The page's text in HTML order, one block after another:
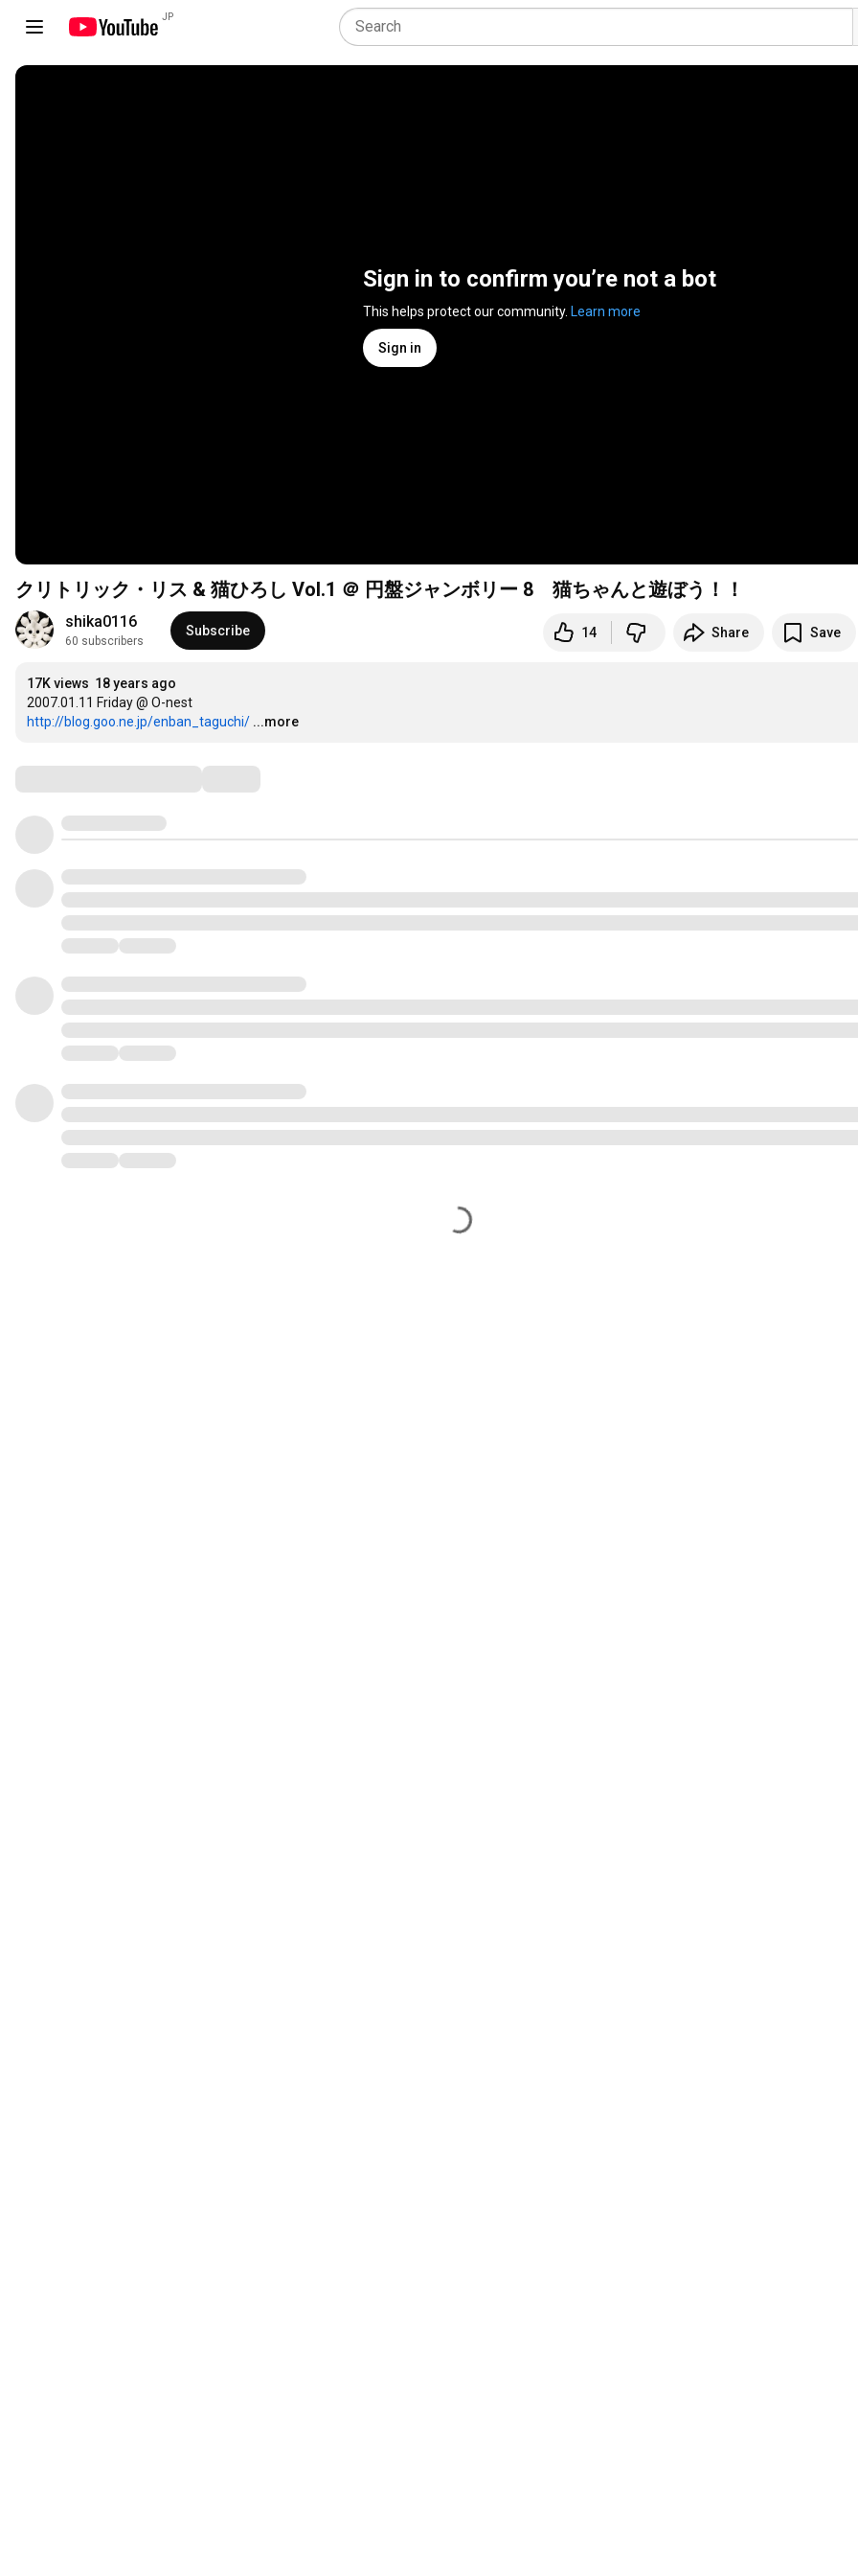
JP
Sign in to confirm you’re not a bot
This helps protect our community. Learn more
Sign in
クリトリック・リス & 猫ひろし Vol.1 ＠ 円盤ジャンボリー 8 猫ちゃんと遊ぼう！！
shika0116
60 subscribers
Subscribe 14 Share Save
17K views 18 years ago
http://blog.goo.ne.jp/enban_taguchi/ ...more